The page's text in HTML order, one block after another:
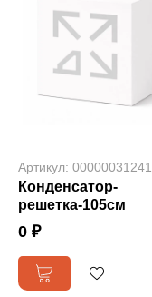
Артикул: 00000031241
Конденсатор-
решетка-105см
0 ₽